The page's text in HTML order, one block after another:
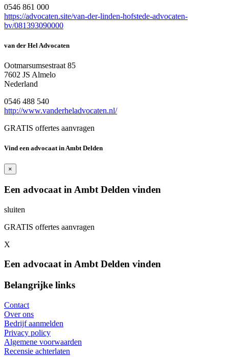
0546 861 000
https://advocaten.site/van-der-linden-hofstede-advocaten-
bv/081393090000
van der Hel Advocaten
Ootmarsumsestraat 85
7602 JS Almelo
Nederland
0546 488 540
http://www.vanderheladvocaten.nl/
GRATIS offertes aanvragen
Vind een advocaat in Ambt Delden
×
Een advocaat in Ambt Delden vinden
sluiten
GRATIS offertes aanvragen
X
Een advocaat in Ambt Delden vinden
Belangrijke links
Contact
Over ons
Bedrijf aanmelden
Privacy policy
Algemene voorwaarden
Recensie achterlaten